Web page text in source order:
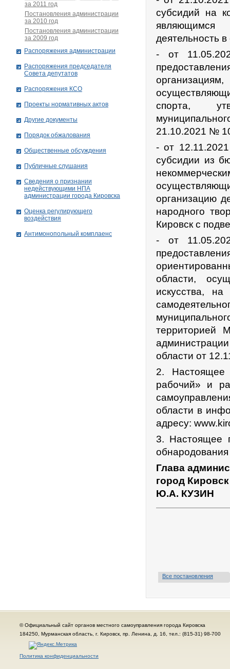
субсидий на
деятельность
- от
спорта,
21.10.2021 №
- от
субсидии из
организацию
народного
Кировск с
- от
области,
искусства,
территорией
области от
2. Настоящее
рабочий» и
области в
адресу:
3. Настоящее
обнародования
Глава
город
Ю.А. КУЗИН
Все постановления
за 2011 год
Постановления администрации
за 2010 год
Постановления администрации
за 2009 год
Распоряжения администрации
Распоряжения председателя
Совета депутатов
Распоряжения КСО
Проекты нормативных актов
Другие документы
Порядок обжалования
Общественные обсуждения
Публичные слушания
Сведения о признании
недействующими НПА
администрации города Кировскa
Оценка регулирующего
воздействия
Антимонопольный комплаенс
© Официальный сайт органов местного самоуправления города Кировска
184250, Мурманская область, г. Кировск, пр. Ленина, д. 16, тел.: (815-31) 98-700
Политика конфиденциальности